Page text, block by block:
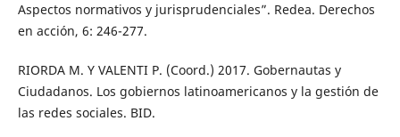
Aspectos normativos y jurisprudenciales”. Redea. Derechos
en acción, 6: 246-277.
RIORDA M. Y VALENTI P. (Coord.) 2017. Gobernautas y
Ciudadanos. Los gobiernos latinoamericanos y la gestión de
las redes sociales. BID.